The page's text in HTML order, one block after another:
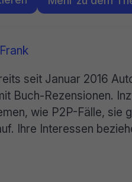
seit Januar 2016
Buch-Rezensionen.
wie P2P-Fälle, sie
Ihre Interessen